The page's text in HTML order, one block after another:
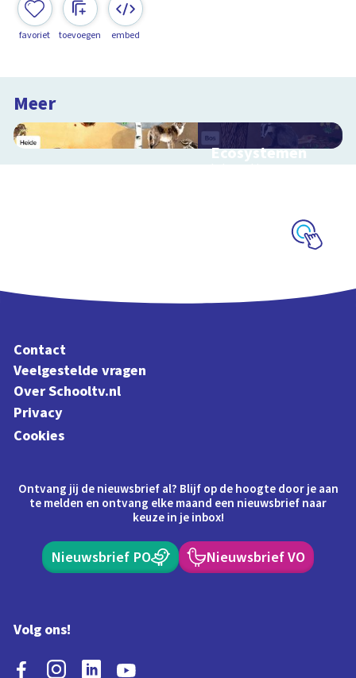
favoriet toevoegen embed
Meer
Ecosystemen
Interactieve
Contact
Veelgestelde vragen
Over Schooltv.nl
Privacy
Cookies
Ontvang jij de nieuwsbrief al? Blijf op de hoogte door je aan
te melden en ontvang elke maand een nieuwsbrief naar
keuze in je inbox!
Nieuwsbrief PO Nieuwsbrief VO
Volg ons!